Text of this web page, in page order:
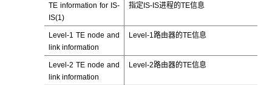
TE information for IS-
IS(1)
指定IS-IS进程的TE信息
Level-1 TE node and
link information
Level-1路由器的TE信息
Level-2 TE node and
link information
Level-2路由器的TE信息